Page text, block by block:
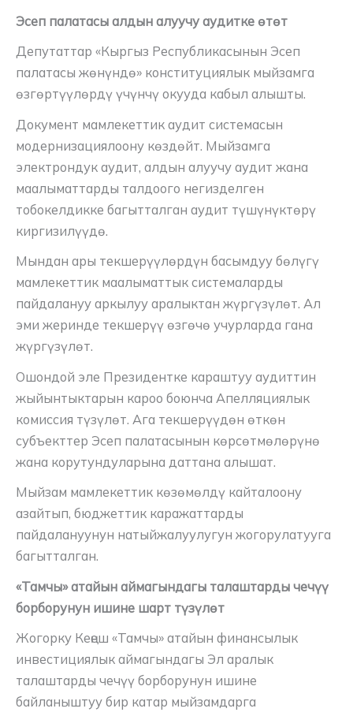
Эсеп палатасы алдын алуучу аудитке өтөт
Депутаттар «Кыргыз Республикасынын Эсеп
палатасы жөнүндө» конституциялык мыйзамга
өзгөртүүлөрдү үчүнчү окууда кабыл алышты.
Документ мамлекеттик аудит системасын
модернизациялоону көздөйт. Мыйзамга
электрондук аудит, алдын алуучу аудит жана
маалыматтарды талдоого негизделген
тобокелдикке багытталган аудит түшүнүктөрү
киргизилүүдө.
Мындан ары текшерүүлөрдүн басымдуу бөлүгү
мамлекеттик маалыматтык системаларды
пайдалануу аркылуу аралыктан жүргүзүлөт. Ал
эми жеринде текшерүү өзгөчө учурларда гана
жүргүзүлөт.
Ошондой эле Президентке караштуу аудиттин
жыйынтыктарын кароо боюнча Апелляциялык
комиссия түзүлөт. Ага текшерүүдөн өткөн
субъекттер Эсеп палатасынын көрсөтмөлөрүнө
жана корутундуларына даттана алышат.
Мыйзам мамлекеттик көзөмөлдү кайталоону
азайтып, бюджеттик каражаттарды
пайдалануунун натыйжалуулугун жогорулатууга
багытталган.
«Тамчы» атайын аймагындагы талаштарды чечүү
борборунун ишине шарт түзүлөт
Жогорку Кеңеш «Тамчы» атайын финансылык
инвестициялык аймагындагы Эл аралык
талаштарды чечүү борборунун ишине
байланыштуу бир катар мыйзамдарга